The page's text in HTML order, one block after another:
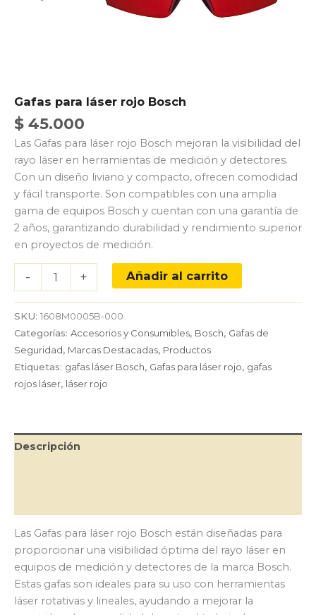
Gafas para láser rojo Bosch
$ 45.000
Las Gafas para láser rojo Bosch mejoran la visibilidad del
rayo láser en herramientas de medición y detectores.
Con un diseño liviano y compacto, ofrecen comodidad
y fácil transporte. Son compatibles con una amplia
gama de equipos Bosch y cuentan con una garantía de
2 años, garantizando durabilidad y rendimiento superior
en proyectos de medición.
-
rojo
cantidad
+ Añadir al carrito
SKU: 1608M0005B-000
Categorías: Accesorios y Consumibles, Bosch, Gafas de
Seguridad, Marcas Destacadas, Productos
Etiquetas: gafas láser Bosch, Gafas para láser rojo, gafas
rojos láser, láser rojo
Descripción
Las Gafas para láser rojo Bosch están diseñadas para
proporcionar una visibilidad óptima del rayo láser en
equipos de medición y detectores de la marca Bosch.
Estas gafas son ideales para su uso con herramientas
láser rotativas y lineales, ayudando a mejorar la